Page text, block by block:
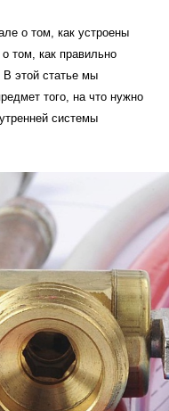
о том, как устроены
том, как правильно
В этой статье мы
того, на что нужно
системы